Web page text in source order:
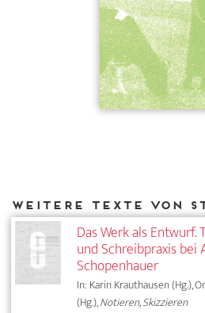
Das Werk als Entwurf.
und Schreibpraxis bei
Schopenhauer
In: Karin Krauthausen (Hg.),
(Hg.),Notieren, Skizzieren